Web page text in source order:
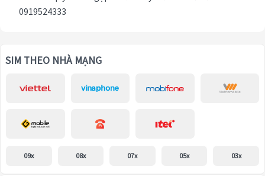
0919524333
SIM THEO NHÀ MẠNG
09x 08x 07x 05x 03x